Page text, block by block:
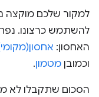
למקור שלכם מוקצה
להשתמש כרצונו.
האחסון:
וכמובן מטמון.
הסכום שתקבלו לא